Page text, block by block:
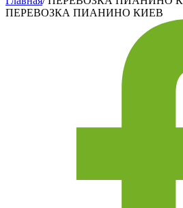
ПЕРЕВОЗКА ПИАНИНО КИЕВ